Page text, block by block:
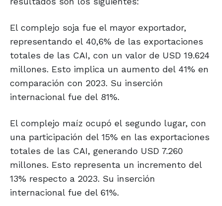
El complejo soja fue el mayor exportador,
representando el 40,6% de las exportaciones
totales de las CAI, con un valor de USD 19.624
millones. Esto implica un aumento del 41% en
comparación con 2023. Su inserción
internacional fue del 81%.
El complejo maíz ocupó el segundo lugar, con
una participación del 15% en las exportaciones
totales de las CAI, generando USD 7.260
millones. Esto representa un incremento del
13% respecto a 2023. Su inserción
internacional fue del 61%.